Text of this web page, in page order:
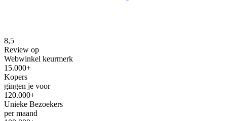
8,5
Review op
Webwinkel keurmerk
15.000+
Kopers
gingen je voor
120.000+
Unieke Bezoekers
per maand